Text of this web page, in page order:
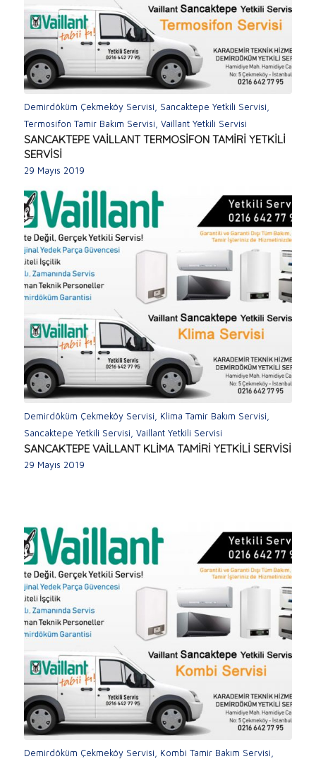
Demirdöküm Çekmeköy Servisi, Sancaktepe Yetkili Servisi,
Termosifon Tamir Bakım Servisi, Vaillant Yetkili Servisi
SANCAKTEPE VAİLLANT TERMOSİFON TAMİRİ YETKİLİ
SERVİSİ
29 Mayıs 2019
Demirdöküm Çekmeköy Servisi, Klima Tamir Bakım Servisi,
Sancaktepe Yetkili Servisi, Vaillant Yetkili Servisi
SANCAKTEPE VAİLLANT KLİMA TAMİRİ YETKİLİ SERVİSİ
29 Mayıs 2019
Demirdöküm Çekmeköy Servisi Kombi Tamir Bakım Servisi